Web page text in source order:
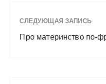
СЛЕДУЮЩАЯ ЗАПИСЬ
Про материнство по-